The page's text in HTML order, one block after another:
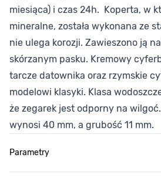
miesiąca) i czas 24h. Koperta, w
mineralne, została wykonana ze
nie ulega korozji. Zawieszono ją
skórzanym pasku. Kremowy
tarcze datownika oraz rzymskie
modelowi klasyki. Klasa
że zegarek jest odporny na
wynosi 40 mm, a grubość 11 mm.
Parametry